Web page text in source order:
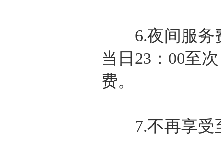
6.夜间服务费
当日23：00至
费。
7.不再享受